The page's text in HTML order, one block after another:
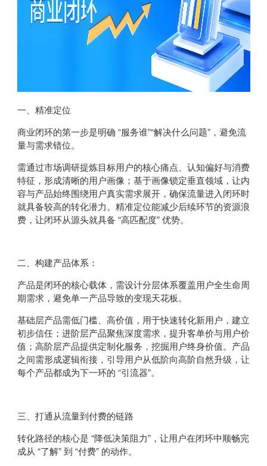
一、精准定位
商业闭环的第一步是明确 “服务谁”“解决什么问题”，避免流
量与需求错位。
需通过市场调研提炼目标用户的核心痛点、认知偏好与消费
特征，形成清晰的用户画像；基于画像锁定垂直领域，让内
容与产品始终围绕用户真实需求展开，确保流量进入闭环时
就具备较高的转化潜力。精准定位能减少后续环节的资源浪
费，让闭环从源头就具备 “高匹配度” 优势。
二、构建产品体系：
产品是闭环的核心载体，需设计分层体系覆盖用户全生命周
期需求，避免单一产品导致的变现天花板。
基础层产品需低门槛、高价值，用于快速转化新用户，建立
初步信任；进阶层产品聚焦深度需求，提升客单价与用户价
值；高阶层产品提供定制化服务，挖掘用户终身价值。产品
之间需形成逻辑衔接，引导用户从低阶向高阶自然升级，让
每个产品都成为下一环的 “引流器”。
三、打通从流量到付费的链路
转化路径的核心是 “降低决策阻力”，让用户在闭环中顺畅完
成从 “了解” 到 “付费” 的动作。